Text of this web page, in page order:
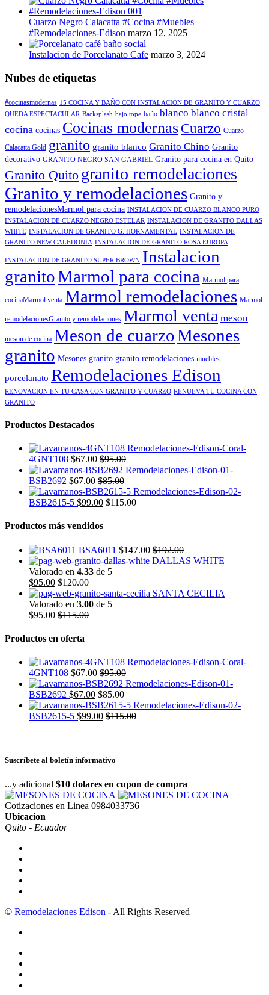
Cuarzo Negro Calacatta #Cocina #Muebles
#Remodelaciones-Edison marzo 12, 2025
Instalacion de Porcelanato Cafe marzo 3, 2024
Nubes de etiquetas
#cocinasmodernas 15 COCINA Y BAÑO CON INSTALACION DE GRANITO Y CUARZO
QUEDA ESPECTACULAR Backsplash bajo tope baño blanco blanco cristal
cocina cocinas Cocinas modernas Cuarzo Cuarzo
Calacatta Gold granito granito blanco Granito Chino Granito
decorativo GRANITO NEGRO SAN GABRIEL Granito para cocina en Quito
Granito Quito granito remodelaciones
Granito y remodelaciones Granito y
remodelacionesMarmol para cocina INSTALACION DE CUARZO BLANCO PURO
INSTALACION DE CUARZO NEGRO ESTELAR INSTALACION DE GRANITO DALLAS
WHITE INSTALACION DE GRANITO G. HORNAMENTAL INSTALACION DE
GRANITO NEW CALEDONIA INSTALACION DE GRANITO ROSA EUROPA
INSTALACION DE GRANITO SUPER BROWN Instalacion
granitoMarmol para cocina Marmol para
cocinaMarmol venta Marmol remodelaciones Marmol
remodelacionesGranito y remodelaciones Marmol venta meson
meson de cocina Meson de cuarzoMesones
granito Mesones granito granito remodelaciones muebles
porcelanato Remodelaciones Edison
RENOVACION EN TU CASA CON GRANITO Y CUARZO RENUEVA TU COCINA CON
GRANITO
Productos Destacados
4GNT108 $67.00 $95.00
BSB2692 $67.00 $85.00
BSB2615-5 $99.00 $115.00
Productos más vendidos
BSA6011 $147.00 $192.00
DALLAS WHITE
Valorado en 4.33 de 5
$95.00 $120.00
SANTA CECILIA
Valorado en 3.00 de 5
$95.00 $115.00
Productos en oferta
4GNT108 $67.00 $95.00
BSB2692 $67.00 $85.00
BSB2615-5 $99.00 $115.00
Suscríbete al boletín informativo
...y adicional $10 dolares en cupon de compra
Cotizaciones en Linea 0984033736
Ubicacion
Quito - Ecuador
© Remodelaciones Edison - All Rights Reserved